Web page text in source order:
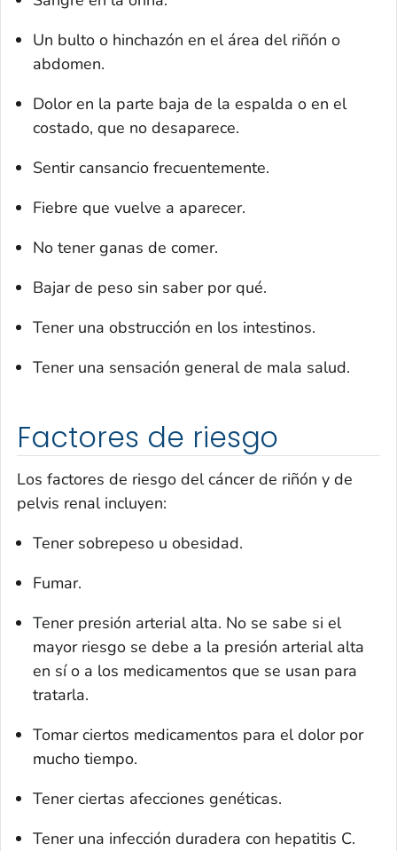
Un bulto o hinchazón en el área del riñón o
abdomen.
Dolor en la parte baja de la espalda o en el
costado, que no desaparece.
Sentir cansancio frecuentemente.
Fiebre que vuelve a aparecer.
No tener ganas de comer.
Bajar de peso sin saber por qué.
Tener una obstrucción en los intestinos.
Tener una sensación general de mala salud.
Factores de riesgo
Los factores de riesgo del cáncer de riñón y de
pelvis renal incluyen:
Tener sobrepeso u obesidad.
Fumar.
Tener presión arterial alta. No se sabe si el
mayor riesgo se debe a la presión arterial alta
en sí o a los medicamentos que se usan para
tratarla.
Tomar ciertos medicamentos para el dolor por
mucho tiempo.
Tener ciertas afecciones genéticas.
Tener una infección duradera con hepatitis C.